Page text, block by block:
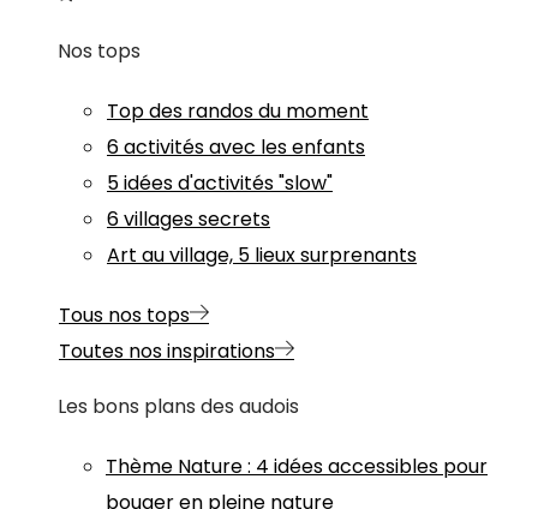
Nos tops
Top des randos du moment
6 activités avec les enfants
5 idées d'activités "slow"
6 villages secrets
Art au village, 5 lieux surprenants
Tous nos tops
Toutes nos inspirations
Les bons plans des audois
Thème Nature: 4 idées accessibles pour
bouger en pleine nature